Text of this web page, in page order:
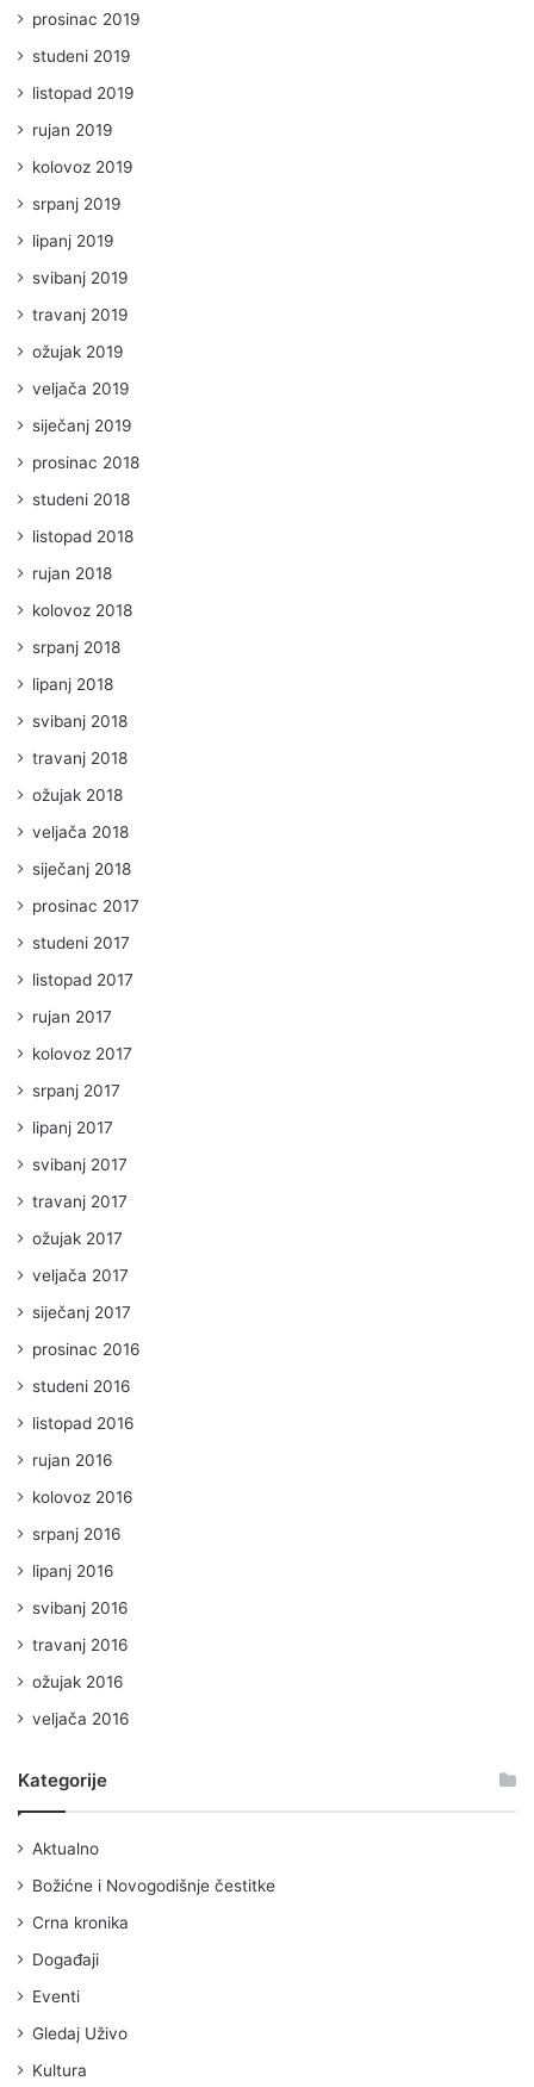
prosinac 2019
studeni 2019
listopad 2019
rujan 2019
kolovoz 2019
srpanj 2019
lipanj 2019
svibanj 2019
travanj 2019
ožujak 2019
veljača 2019
siječanj 2019
prosinac 2018
studeni 2018
listopad 2018
rujan 2018
kolovoz 2018
srpanj 2018
lipanj 2018
svibanj 2018
travanj 2018
ožujak 2018
veljača 2018
siječanj 2018
prosinac 2017
studeni 2017
listopad 2017
rujan 2017
kolovoz 2017
srpanj 2017
lipanj 2017
svibanj 2017
travanj 2017
ožujak 2017
veljača 2017
siječanj 2017
prosinac 2016
studeni 2016
listopad 2016
rujan 2016
kolovoz 2016
srpanj 2016
lipanj 2016
svibanj 2016
travanj 2016
ožujak 2016
veljača 2016
Kategorije
Aktualno
Božićne i Novogodišnje čestitke
Crna kronika
Događaji
Eventi
Gledaj Uživo
Kultura